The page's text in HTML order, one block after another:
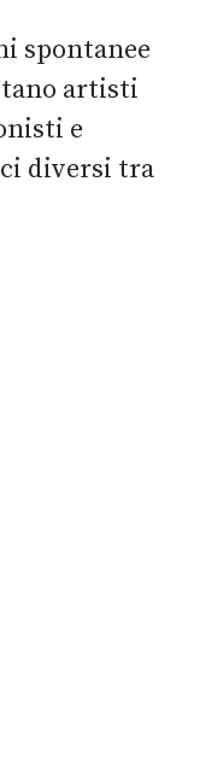
spontanee
artisti
e
diversi tra